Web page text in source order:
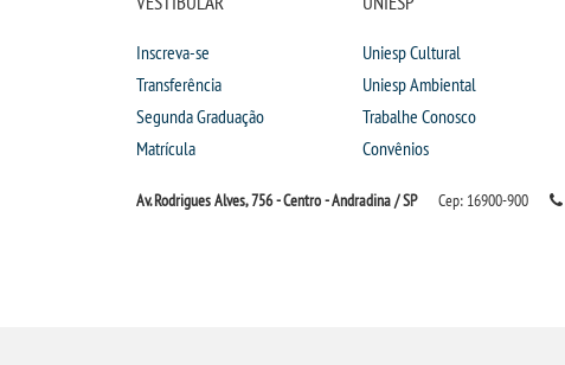
Inscreva-se
Transferência
Segunda Graduação
Matrícula
Uniesp Cultural
Uniesp Ambiental
Trabalhe Conosco
Convênios
Av. Rodrigues Alves, 756 - Centro - Andradina / SP Cep: 16900-900